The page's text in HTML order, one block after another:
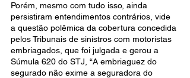
Porém, mesmo com tudo isso, ainda
persistiram entendimentos contrários, vide
a questão polêmica da cobertura concedida
pelos Tribunais de sinistros com motoristas
embriagados, que foi julgada e gerou a
Súmula 620 do STJ, “A embriaguez do
segurado não exime a seguradora do